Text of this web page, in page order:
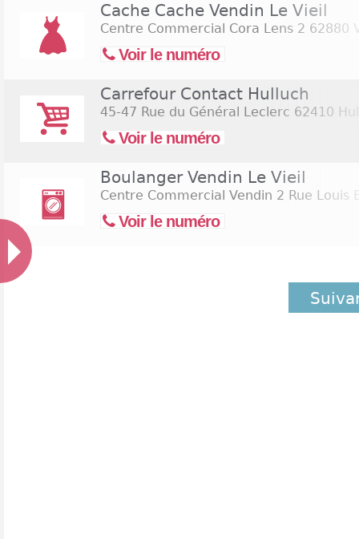
Cache Cache Vendin Le Vieil
Centre Commercial Cora Lens 2 62880
Voir le numéro
Carrefour Contact Hulluch
45-47 Rue du Général Leclerc 62410
Voir le numéro
Boulanger Vendin Le Vieil
Centre Commercial Vendin 2 Rue Louis
Voir le numéro